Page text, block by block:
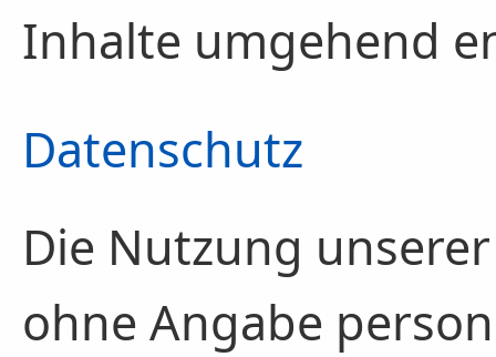
Inhalte umgehend
Datenschutz
Die Nutzung
ohne Angabe